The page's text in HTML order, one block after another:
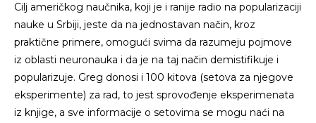
Cilj američkog naučnika, koji je i ranije radio na popularizaciji
nauke u Srbiji, jeste da na jednostavan način, kroz
praktične primere, omogući svima da razumeju pojmove
iz oblasti neuronauka i da je na taj način demistifikuje i
popularizuje. Greg donosi i 100 kitova (setova za njegove
eksperimente) za rad, to jest sprovođenje eksperimenata
iz knjige, a sve informacije o setovima se mogu naći na